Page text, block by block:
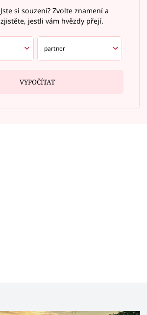
Jste si souzení? Zvolte znamení a
zjistěte, jestli vám hvězdy přejí.
VYPOČÍTAT